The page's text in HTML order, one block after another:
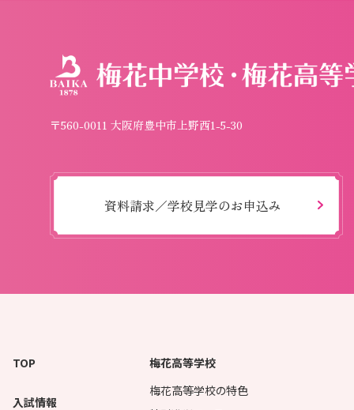
〒560-0011 大阪府豊中市上野西1-5-30
資料請求／学校見学のお申込み
TOP
入試情報
梅花高等学校
梅花高等学校の特色